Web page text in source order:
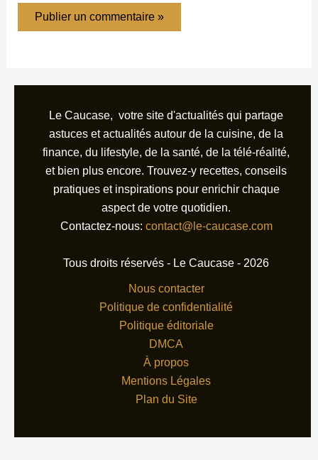
Le Caucase, votre site d'actualités qui partage
astuces et actualités autour de la cuisine, de la
finance, du lifestyle, de la santé, de la télé-réalité,
et bien plus encore. Trouvez-y recettes, conseils
pratiques et inspirations pour enrichir chaque
aspect de votre quotidien.
Contactez-nous: contact@le-caucase.com
Tous droits réservés - Le Caucase - 2026
Nous contacter
Politique de confidentialité
Politique éditoriale
DMCA
À propos
Mentions Légales
Plan du Site